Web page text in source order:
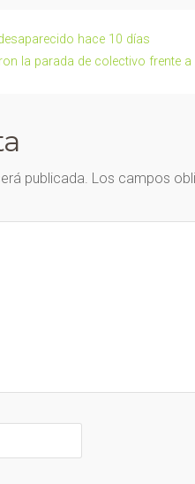
hace 10 días
la parada de colectivo frente
publicada. Los campos